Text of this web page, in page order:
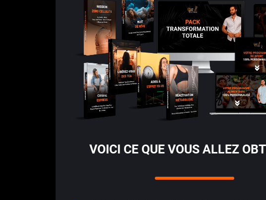
VOICI CE QUE VOUS ALLEZ